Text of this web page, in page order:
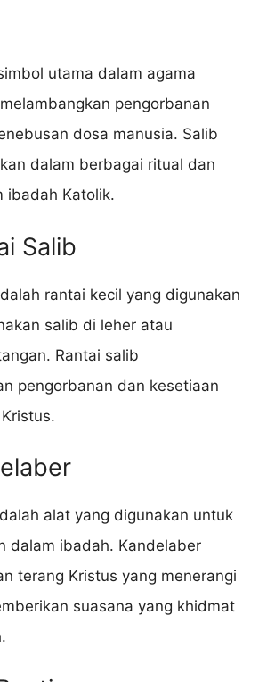
utama dalam agama
pengorbanan
dosa manusia. Salib
dalam berbagai ritual dan
ibadah Katolik.
Salib
rantai kecil yang digunakan
salib di leher atau
Rantai salib
pengorbanan dan kesetiaan
alat yang digunakan untuk
dalam ibadah. Kandelaber
terang Kristus yang menerangi
suasana yang khidmat